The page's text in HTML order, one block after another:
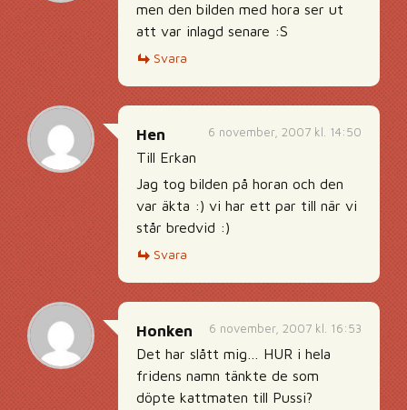
men den bilden med hora ser ut
att var inlagd senare :S
Svara
6 november, 2007 kl. 14:50
Hen
Till Erkan
Jag tog bilden på horan och den
var äkta :) vi har ett par till när vi
står bredvid :)
Svara
6 november, 2007 kl. 16:53
Honken
Det har slått mig… HUR i hela
fridens namn tänkte de som
döpte kattmaten till Pussi?